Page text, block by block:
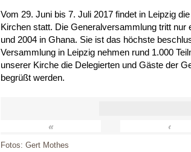
Vom 29. Juni bis 7. Juli 2017 findet in Leipzig
Kirchen statt. Die Generalversammlung tritt
und 2004 in Ghana. Sie ist das höchste
Versammlung in Leipzig nehmen rund 1.000
unserer Kirche die Delegierten und Gäste der
begrüßt werden.
« ‹
Fotos: Gert Mothes